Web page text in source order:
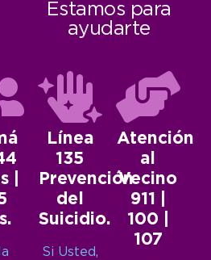
Estamos para
ayudarte
|
Línea
135
Prevención
del
Suicidio.
Si Usted,
Atención
al
Vecino
911 |
100 |
107